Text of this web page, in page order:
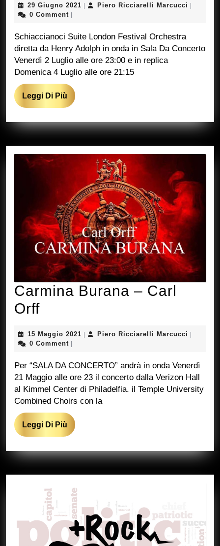
29 Giugno 2021 29
| Piero Ricciarelli Marcucci Piero
|
0 Comment |
Schiaccianoci Suite London Festival Orchestra
diretta da Henry Adolph in onda in Sala Da Concerto
Venerdì 2 Luglio alle ore 23:00 e in replica
Domenica 4 Luglio alle ore 21:15
Leggi Di Più Leggi
Di
Carmina Burana – Carl
OrffCarmina
–
Carl
Orff
15 Maggio 2021 15
| Piero Ricciarelli Marcucci Piero
|
0 Comment |
Per “SALA DA CONCERTO” andrà in onda Venerdì
21 Maggio alle ore 23 il concerto dalla Verizon Hall
al Kimmel Center di Philadelfia. il Temple University
Combined Choirs con la
Leggi Di Più Leggi
Di